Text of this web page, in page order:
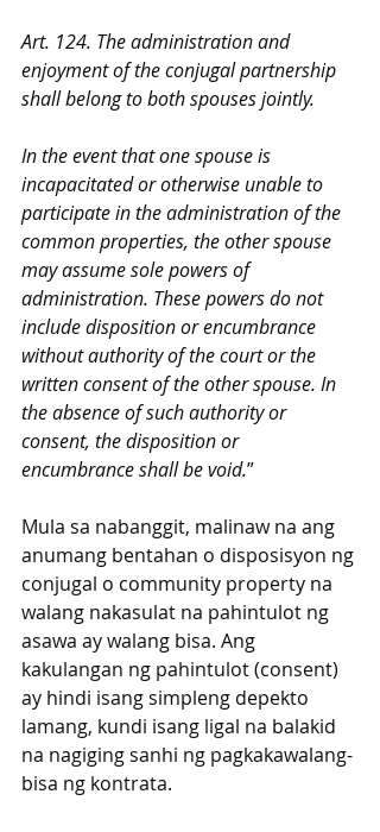
Art. 124. The administration and
enjoyment of the conjugal partnership
shall belong to both spouses jointly.
In the event that one spouse is
incapacitated or otherwise unable to
participate in the administration of the
common properties, the other spouse
may assume sole powers of
administration. These powers do not
include disposition or encumbrance
without authority of the court or the
written consent of the other spouse. In
the absence of such authority or
consent, the disposition or
encumbrance shall be void.”
Mula sa nabanggit, malinaw na ang
anumang bentahan o disposisyon ng
conjugal o community property na
walang nakasulat na pahintulot ng
asawa ay walang bisa. Ang
kakulangan ng pahintulot (consent)
ay hindi isang simpleng depekto
lamang, kundi isang ligal na balakid
na nagiging sanhi ng pagkakawalang-
bisa ng kontrata.